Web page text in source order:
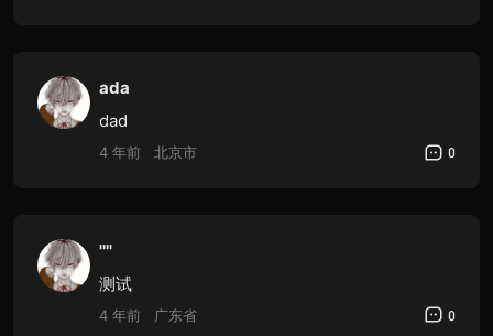
ada
dad
4 年前 北京市 0
''''
测试
4 年前 广东省 0